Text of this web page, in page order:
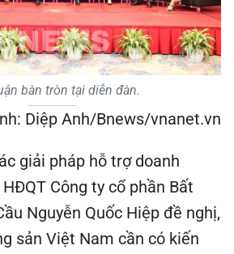
bàn tròn tại diễn đàn.
Diệp Anh/Bnews/vnanet.vn
giải pháp hỗ trợ doanh
Công ty cổ phần Bất
Nguyễn Quốc Hiệp đề nghị,
sản Việt Nam cần có kiến